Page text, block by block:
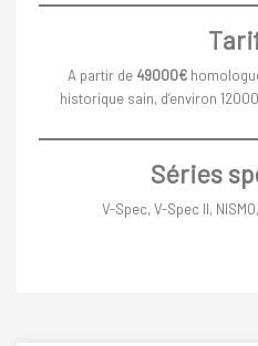
A partir de 49000€
historique sain, d’environ
Séries
V-Spec, V-Spec II,